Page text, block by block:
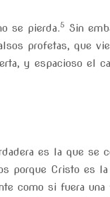
se pierda.5 Sin
profetas, que
y espacioso el
es la que se
porque Cristo es
como si fuera